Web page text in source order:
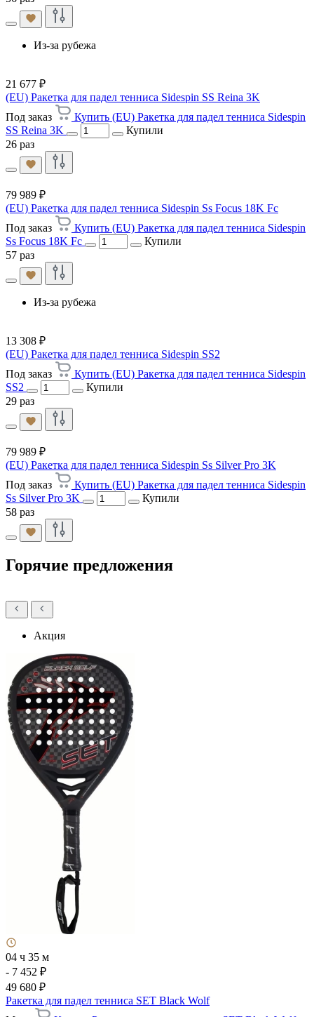
Из-за рубежа
21 677 ₽
(EU) Ракетка для падел тенниса Sidespin SS Reina 3K
Под заказ
Купить (EU) Ракетка для падел тенниса Sidespin
SS Reina 3K
Купили
26 раз
79 989 ₽
(EU) Ракетка для падел тенниса Sidespin Ss Focus 18K Fc
Под заказ
Купить (EU) Ракетка для падел тенниса Sidespin
Ss Focus 18K Fc
Купили
57 раз
Из-за рубежа
13 308 ₽
(EU) Ракетка для падел тенниса Sidespin SS2
Под заказ
Купить (EU) Ракетка для падел тенниса Sidespin
SS2
Купили
29 раз
79 989 ₽
(EU) Ракетка для падел тенниса Sidespin Ss Silver Pro 3K
Под заказ
Купить (EU) Ракетка для падел тенниса Sidespin
Ss Silver Pro 3K
Купили
58 раз
Горячие предложения
Акция
04 ч 35 м
- 7 452 ₽
49 680 ₽
Ракетка для падел тенниса SET Black Wolf